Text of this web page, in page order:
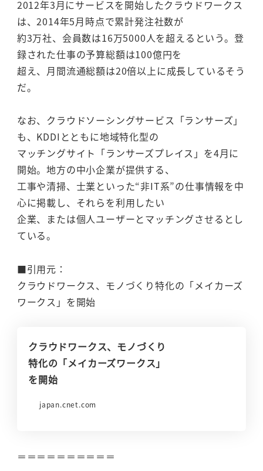
2012年3月にサービスを開始したクラウドワークス
は、2014年5月時点で累計発注社数が
約3万社、会員数は16万5000人を超えるという。登
録された仕事の予算総額は100億円を
超え、月間流通総額は20倍以上に成長しているそう
だ。
なお、クラウドソーシングサービス「ランサーズ」
も、KDDIとともに地域特化型の
マッチングサイト「ランサーズプレイス」を4月に
開始。地方の中小企業が提供する、
工事や清掃、士業といった“非IT系”の仕事情報を中
心に掲載し、それらを利用したい
企業、または個人ユーザーとマッチングさせるとし
ている。
■引用元：
クラウドワークス、モノづくり特化の「メイカーズ
ワークス」を開始
クラウドワークス、モノづくり
特化の「メイカーズワークス」
を開始
japan.cnet.com
＝＝＝＝＝＝＝＝＝＝